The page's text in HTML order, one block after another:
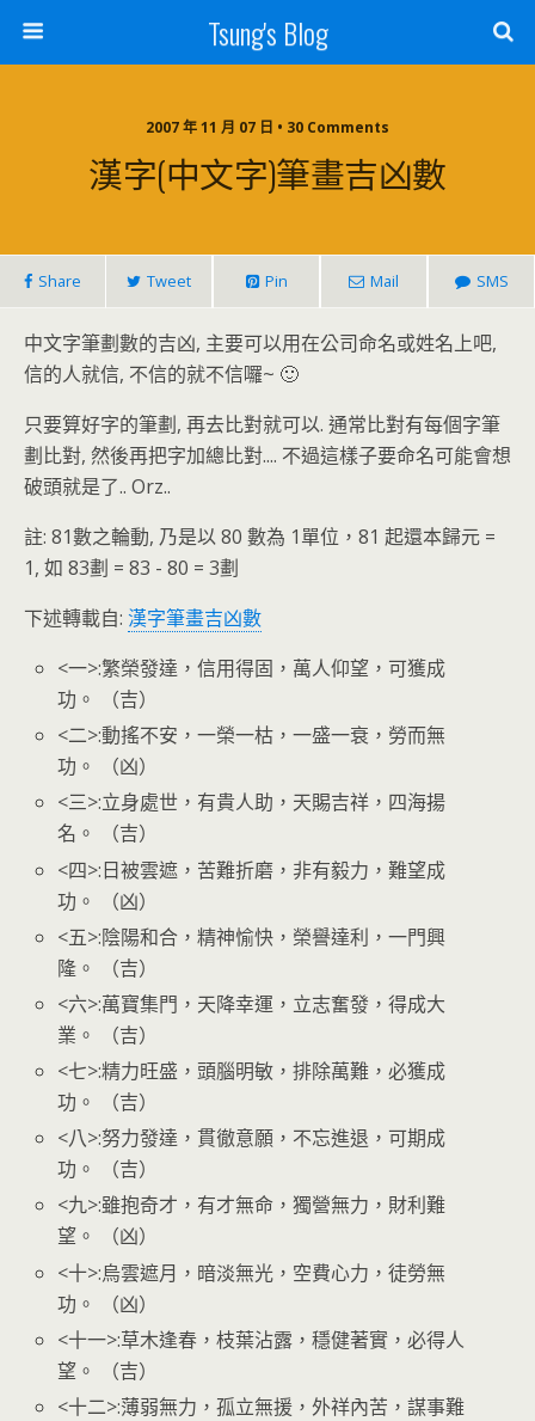
Tsung's Blog
2007 年 11 月 07 日 • 30 Comments
漢字(中文字)筆畫吉凶數
Share Tweet Pin Mail SMS
中文字筆劃數的吉凶, 主要可以用在公司命名或姓名上吧,
信的人就信, 不信的就不信囉~ 🙂
只要算好字的筆劃, 再去比對就可以. 通常比對有每個字筆
劃比對, 然後再把字加總比對.... 不過這樣子要命名可能會想
破頭就是了.. Orz..
註: 81數之輪動, 乃是以 80 數為 1單位，81 起還本歸元 =
1, 如 83劃 = 83 - 80 = 3劃
下述轉載自: 漢字筆畫吉凶數
<一>:繁榮發達，信用得固，萬人仰望，可獲成
功。 （吉）
<二>:動搖不安，一榮一枯，一盛一衰，勞而無
功。 （凶）
<三>:立身處世，有貴人助，天賜吉祥，四海揚
名。 （吉）
<四>:日被雲遮，苦難折磨，非有毅力，難望成
功。 （凶）
<五>:陰陽和合，精神愉快，榮譽達利，一門興
隆。 （吉）
<六>:萬寶集門，天降幸運，立志奮發，得成大
業。 （吉）
<七>:精力旺盛，頭腦明敏，排除萬難，必獲成
功。 （吉）
<八>:努力發達，貫徹意願，不忘進退，可期成
功。 （吉）
<九>:雖抱奇才，有才無命，獨營無力，財利難
望。 （凶）
<十>:烏雲遮月，暗淡無光，空費心力，徒勞無
功。 （凶）
<十一>:草木逢春，枝葉沾露，穩健著實，必得人
望。 （吉）
<十二>:薄弱無力，孤立無援，外祥內苦，謀事難